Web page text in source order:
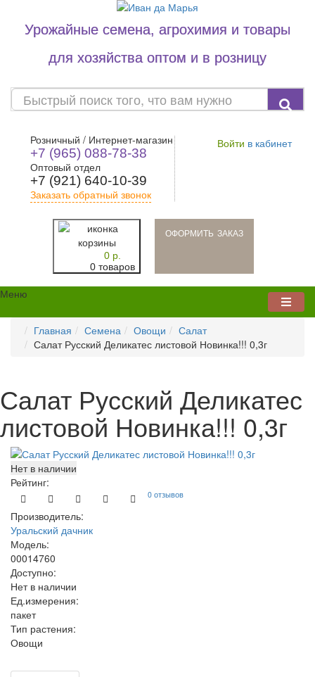
Урожайные семена, агрохимия и товары
для хозяйства оптом и в розницу
Розничный / Интернет-магазин
+7 (965) 088-78-38
Оптовый отдел
+7 (921) 640-10-39
Заказать обратный звонок
Войти в кабинет
oформить заказ
0 р.
0 товаров
Меню
Главная Семена Овощи
Салат
Салат Русский Деликатес листовой Новинка!!! 0,3г
Салат Русский Деликатес
листовой Новинка!!! 0,3г
Нет в наличии
Рейтинг:
0 отзывов
Производитель:
Уральский дачник
Модель:
00014760
Доступно:
Нет в наличии
Ед.измерения:
пакет
Тип растения:
Овощи